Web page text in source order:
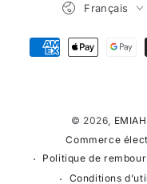
© 2026,
Commerce
Politique de
Conditions
Français
Modes